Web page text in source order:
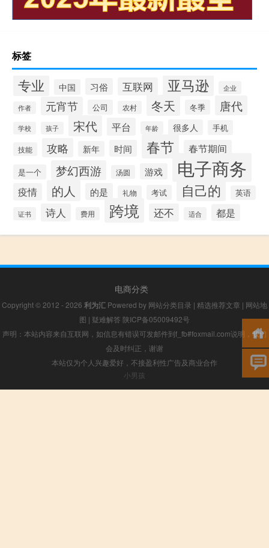
标签
专业 中国 习俗 互联网 亚马逊 企业
作者 元宵节 公司 农村 冬天 冬季 唐代
学校 孩子 宋代 平台 年龄 很多人 手机
技能 攻略 新年 时间 春节 春节期间
是一个 梦幻西游 汤圆 游戏 电子商务
疫情 的人 的是 礼物 考试 自己的 英语
证书 诗人 费用 跨境 还不 适合 都是
电商分类
Copyright © 2012 - 2026 利为汇 Powered by 网站分类目录 | 精选推荐文章 | 网站地
图 | 疑难解答 陕ICP备05009492号
声明：本站内容来自互联网，如信息有错误可发邮件到f_fb#foxmail.com说明，我们
会及时纠正，谢谢
本站仅为个人兴趣爱好，不接盈利性广告及商业合作
小男孩